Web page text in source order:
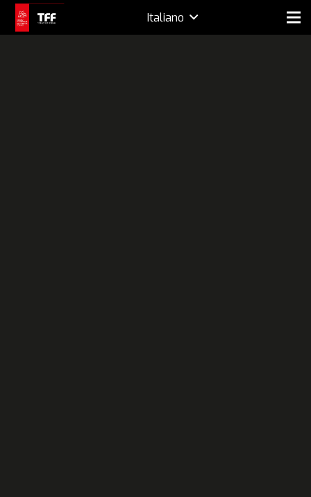
Italiano